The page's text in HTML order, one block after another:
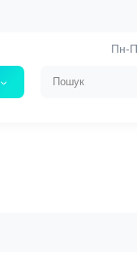
Пн-